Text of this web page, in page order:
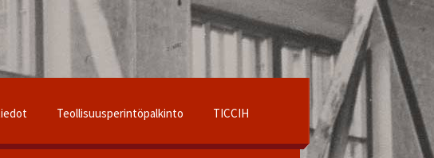
Teollisuusperintöpalkinto TICCIH